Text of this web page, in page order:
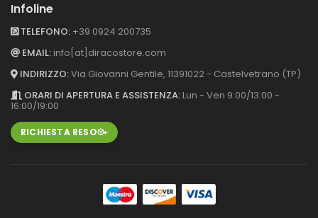
Infoline
TELEFONO: +39 0924 200735
EMAIL: info[at]diracostore.com
INDIRIZZO:Via Giovanni Gentile, 11391022 - Castelvetrano (TP)
ORARI DI APERTURA E ASSISTENZA: Lun - Ven 9:00/13:00 -
16:00/19:00
RICHIESTA RESO